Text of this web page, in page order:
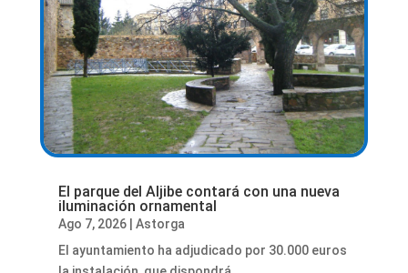
El parque del Aljibe contará con una nueva
iluminación ornamental
Ago 7, 2026| Astorga
El ayuntamiento ha adjudicado por 30.000 euros